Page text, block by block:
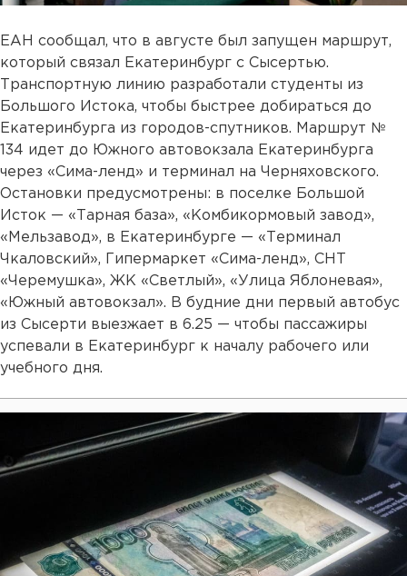
ЕАН сообщал, что в августе был запущен маршрут,
который связал Екатеринбург с Сысертью.
Транспортную линию разработали студенты из
Большого Истока, чтобы быстрее добираться до
Екатеринбурга из городов-спутников. Маршрут №
134 идет до Южного автовокзала Екатеринбурга
через «Сима-ленд» и терминал на Черняховского.
Остановки предусмотрены: в поселке Большой
Исток — «Тарная база», «Комбикормовый завод»,
«Мельзавод», в Екатеринбурге — «Терминал
Чкаловский», Гипермаркет «Сима-ленд», СНТ
«Черемушка», ЖК «Светлый», «Улица Яблоневая»,
«Южный автовокзал». В будние дни первый автобус
из Сысерти выезжает в 6.25 — чтобы пассажиры
успевали в Екатеринбург к началу рабочего или
учебного дня.